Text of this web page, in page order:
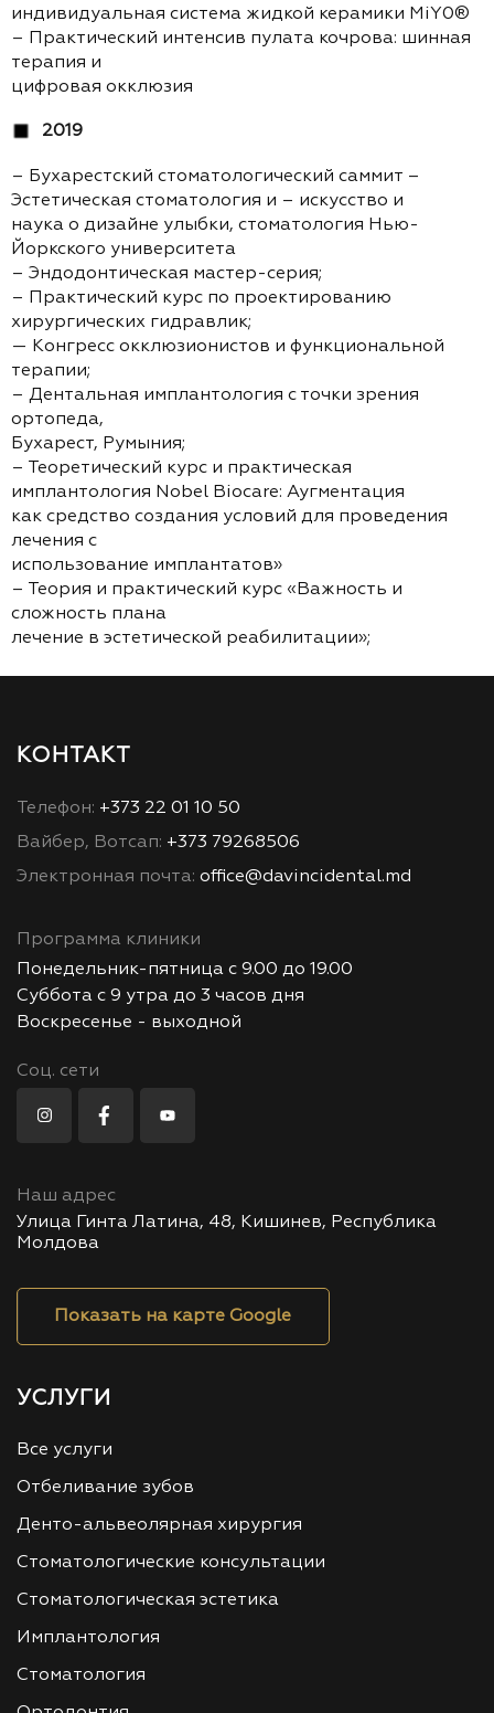
индивидуальная система жидкой керамики MiY0®
– Практический интенсив пулата кочрова: шинная
терапия и
цифровая окклюзия
2019
– Бухарестский стоматологический саммит –
Эстетическая стоматология и – искусство и
наука о дизайне улыбки, стоматология Нью-
Йоркского университета
– Эндодонтическая мастер-серия;
– Практический курс по проектированию
хирургических гидравлик;
— Конгресс окклюзионистов и функциональной
терапии;
– Дентальная имплантология с точки зрения
ортопеда,
Бухарест, Румыния;
– Теоретический курс и практическая
имплантология Nobel Biocare: Аугментация
как средство создания условий для проведения
лечения с
использование имплантатов»
– Теория и практический курс «Важность и
сложность плана
лечение в эстетической реабилитации»;
КОНТАКТ
Телефон: +373 22 01 10 50
Вайбер, Вотсап: +373 79268506
Электронная почта: office@davincidental.md
Программа клиники
Понедельник-пятница с 9.00 до 19.00
Суббота с 9 утра до 3 часов дня
Воскресенье - выходной
Соц. сети
Наш адрес
Улица Гинта Латина, 48, Кишинев, Республика
Молдова
Показать на карте Google
УСЛУГИ
Все услуги
Отбеливание зубов
Денто-альвеолярная хирургия
Стоматологические консультации
Стоматологическая эстетика
Имплантология
Стоматология